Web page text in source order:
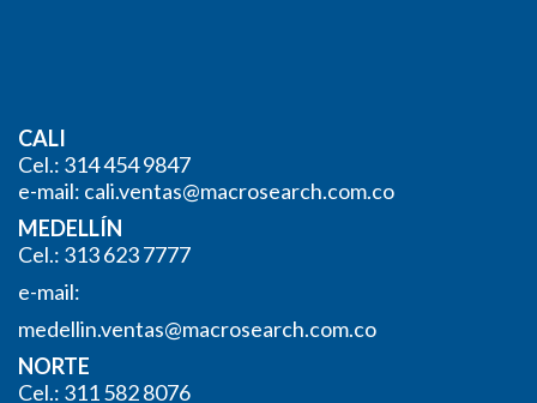
CALI
Cel.: 314 454 9847
e-mail: cali.ventas@macrosearch.com.co
MEDELLÍN
Cel.: 313 623 7777
e-mail:
medellin.ventas@macrosearch.com.co
NORTE
Cel.: 311 582 8076